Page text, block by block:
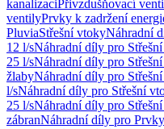
kanalizaciPřivzdušňovací
ventilyPrvky k zadržení
PluviaStřešní vtokyNáhradní
12 l/sNáhradní díly pro
25 l/sNáhradní díly pro
žlabyNáhradní díly pro
l/sNáhradní díly pro Střešní
25 l/sNáhradní díly pro
zábranNáhradní díly pro